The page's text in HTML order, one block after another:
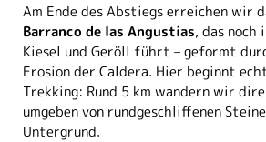
Am Ende des Abstiegs erreichen wir
Barranco de las Angustias, das noch
Kiesel und Geröll führt – geformt
Erosion der Caldera. Hier beginnt
Trekking: Rund 5 km wandern wir
umgeben von rundgeschliffenen
Untergrund.